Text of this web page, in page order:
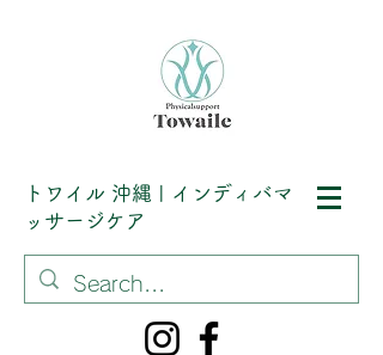
トワイル 沖縄 | インディバマ
ッサージケア